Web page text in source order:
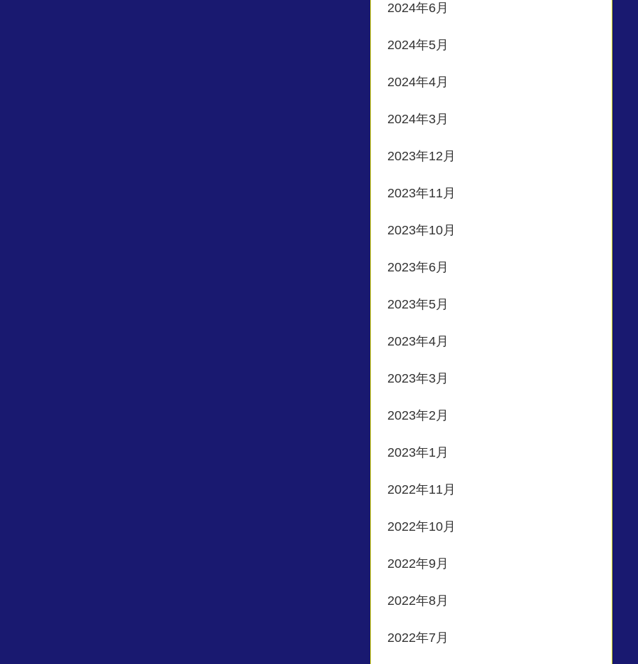
2024年6月
2024年5月
2024年4月
2024年3月
2023年12月
2023年11月
2023年10月
2023年6月
2023年5月
2023年4月
2023年3月
2023年2月
2023年1月
2022年11月
2022年10月
2022年9月
2022年8月
2022年7月